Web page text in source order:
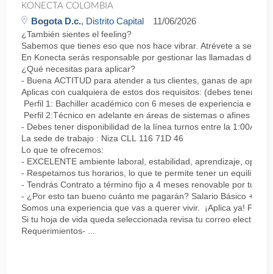
KONECTA COLOMBIA
Bogota D.c., Distrito Capital 11/06/2026
¿También sientes el feeling?
Sabemos que tienes eso que nos hace vibrar. Atrévete a ser
En Konecta serás responsable por gestionar las llamadas de
¿Qué necesitas para aplicar?
- Buena ACTITUD para atender a tus clientes, ganas de
Aplicas con cualquiera de estos dos requisitos: (debes tener
Perfil 1: Bachiller académico con 6 meses de experiencia en
Perfil 2:Técnico en adelante en áreas de sistemas o afines
- Debes tener disponibilidad de la línea turnos entre la 1:00AM
La sede de trabajo : Niza CLL 116 71D 46
Lo que te ofrecemos:
- EXCELENTE ambiente laboral, estabilidad, aprendizaje,
- Respetamos tus horarios, lo que te permite tener un equilibrio
- Tendrás Contrato a término fijo a 4 meses renovable por tu
- ¿Por esto tan bueno cuánto me pagarán? Salario Básico +
Somos una experiencia que vas a querer vivir. ¡Aplica ya!
Si tu hoja de vida queda seleccionada revisa tu correo
Requerimientos- ...